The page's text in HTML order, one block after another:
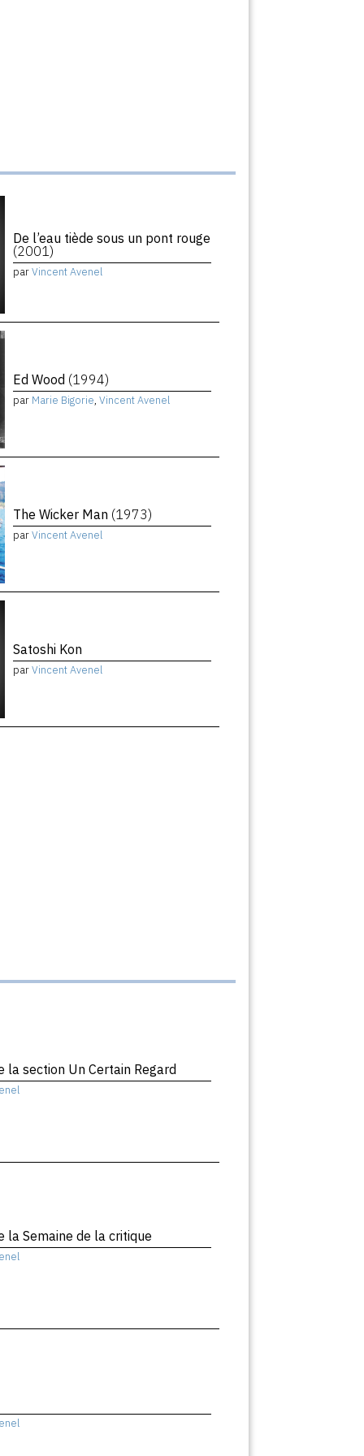
De l’eau tiède sous un pont rouge
(2001)
parVincent Avenel
Ed Wood (1994)
par Marie Bigorie, Vincent Avenel
The Wicker Man (1973)
parVincent Avenel
Satoshi Kon
parVincent Avenel
la section Un Certain Regard
la Semaine de la critique